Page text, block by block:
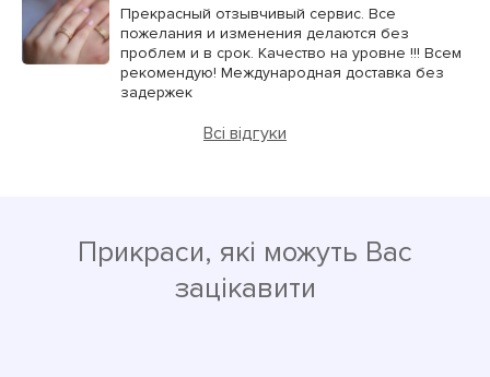
Прекрасный отзывчивый сервис. Все
пожелания и изменения делаются без
проблем и в срок. Качество на уровне !!! Всем
рекомендую! Международная доставка без
задержек
Всі відгуки
Прикраси, які можуть Вас
зацікавити